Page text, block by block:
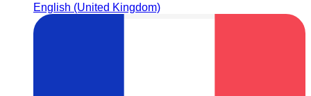
English (United Kingdom)